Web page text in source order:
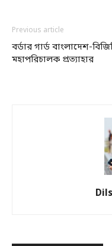
Previous article
বর্ডার গার্ড বাংলাদেশ-
মহাপরিচালক প্রত্যাহার